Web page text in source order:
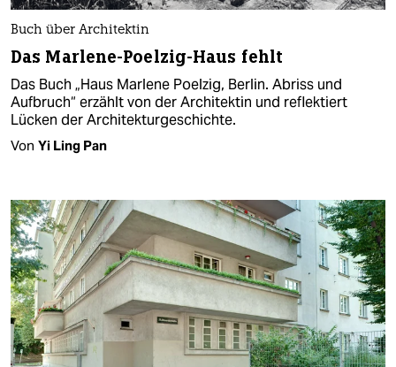
Buch über Architektin
Das Marlene-Poelzig-Haus fehlt
Das Buch „Haus Marlene Poelzig, Berlin. Abriss und
Aufbruch“ erzählt von der Architektin und reflektiert
Lücken der Architekturgeschichte.
Von Yi Ling Pan